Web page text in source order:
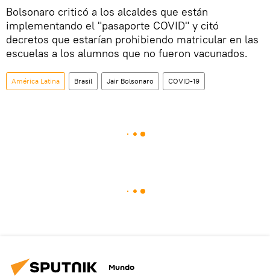
Bolsonaro criticó a los alcaldes que están
implementando el "pasaporte COVID" y citó
decretos que estarían prohibiendo matricular en las
escuelas a los alumnos que no fueron vacunados.
América Latina Brasil Jair Bolsonaro COVID-19
Mundo